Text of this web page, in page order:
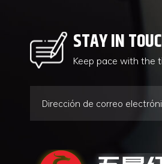
STAY IN
Keep pace with the